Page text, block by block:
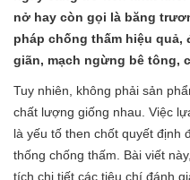
nở hay còn gọi là băng
pháp chống thấm hiệu quả,
giãn, mạch ngừng bê tông,
Tuy nhiên, không phải sản
chất lượng giống nhau. Việc
là yếu tố then chốt quyết định
thống chống thấm. Bài viết này,
tích chi tiết các tiêu chí đánh